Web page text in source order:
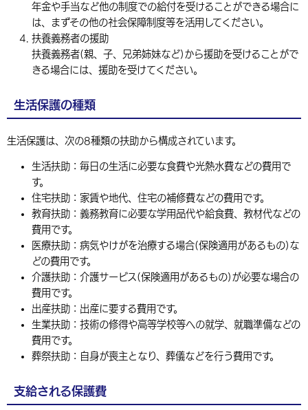
年金や手当など他の制度での給付を受けることができる場合に
は、まずその他の社会保障制度等を活用してください。
扶養義務者の援助
扶養義務者(親、子、兄弟姉妹など)から援助を受けることがで
きる場合には、援助を受けてください。
生活保護の種類
生活保護は、次の8種類の扶助から構成されています。
生活扶助：毎日の生活に必要な食費や光熱水費などの費用で
す。
住宅扶助：家賃や地代、住宅の補修費などの費用です。
教育扶助：義務教育に必要な学用品代や給食費、教材代などの
費用です。
医療扶助：病気やけがを治療する場合(保険適用があるもの)な
どの費用です。
介護扶助：介護サービス(保険適用があるもの)が必要な場合の
費用です。
出産扶助：出産に要する費用です。
生業扶助：技術の修得や高等学校等への就学、就職準備などの
費用です。
葬祭扶助：自身が喪主となり、葬儀などを行う費用です。
支給される保護費